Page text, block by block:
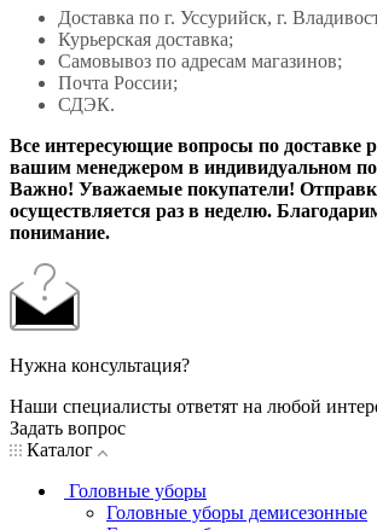
Доставка по г. Уссурийск, г.
Курьерская доставка;
Самовывоз по адресам магазинов;
Почта России;
СДЭК.
Все интересующие вопросы по доставке
вашим менеджером в индивидуальном
Важно! Уважаемые покупатели!
осуществляется раз в неделю.
понимание.
Нужна консультация?
Наши специалисты ответят на любой
Задать вопрос
Каталог
Головные уборы
Головные уборы демисезонные